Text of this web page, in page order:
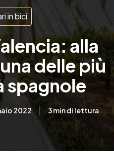
in bici
alla
delle più
spagnole
2022 3min di lettura